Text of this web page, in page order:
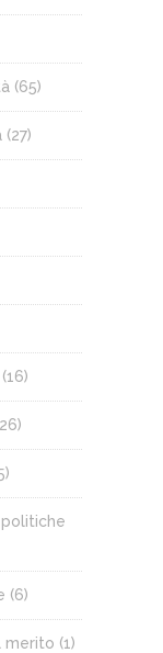
(65)
(27)
(16)
(6)
merito (1)